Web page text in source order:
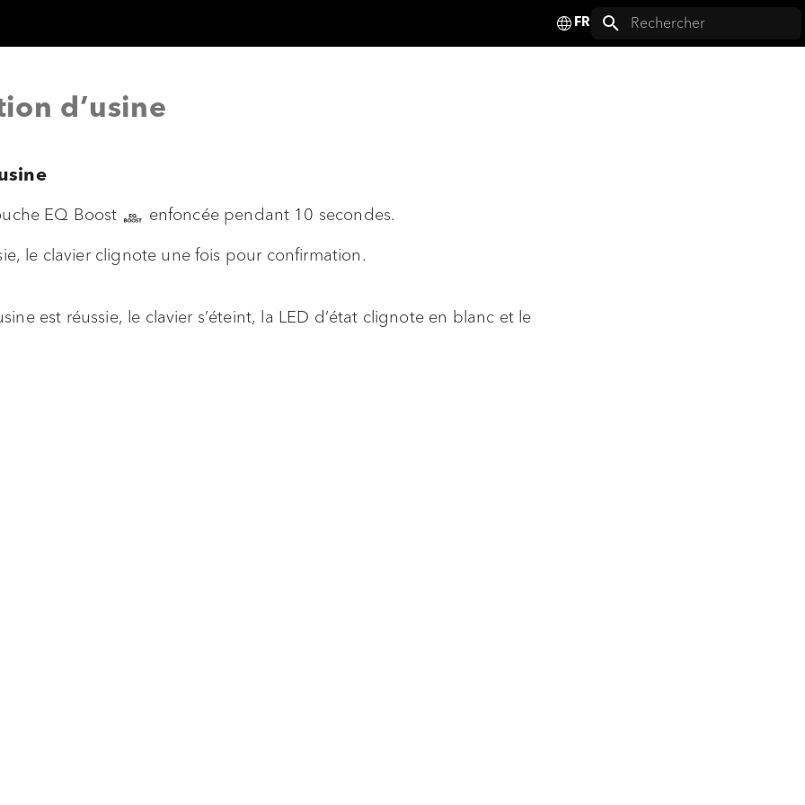
Deutsch
d’usine
EQ Boost
enfoncée pendant 10 secondes.
le clavier clignote une fois pour confirmation.
est réussie, le clavier s’éteint, la LED d’état clignote en blanc et le